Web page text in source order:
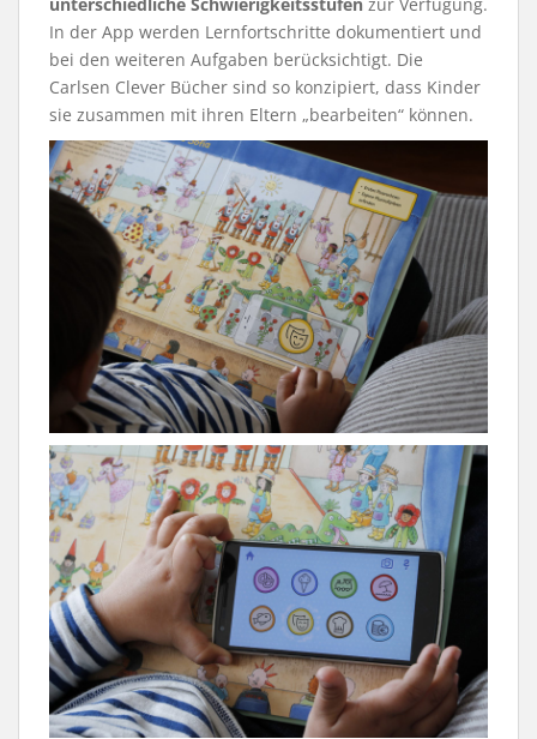
In der App werden Lernfortschritte dokumentiert und
bei den weiteren Aufgaben berücksichtigt. Die
Carlsen Clever Bücher sind so konzipiert, dass Kinder
sie zusammen mit ihren Eltern „bearbeiten“ können.